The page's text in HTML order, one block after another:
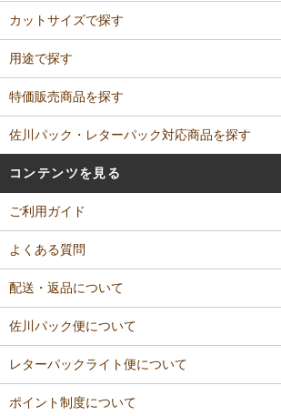
カットサイズで探す
用途で探す
特価販売商品を探す
佐川パック・レターパック対応商品を探す
コンテンツを見る
ご利用ガイド
よくある質問
配送・返品について
佐川パック便について
レターパックライト便について
ポイント制度について